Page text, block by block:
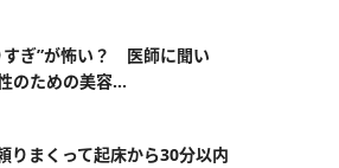
すぎ”が怖い？ 医師に聞い
のための美容...
りまくって起床から30分以内